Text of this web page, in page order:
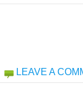
LEAVE A